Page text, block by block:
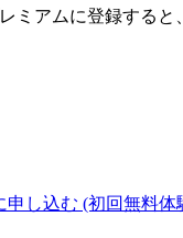
ミアムに登録すると
申し込む (初回無料体